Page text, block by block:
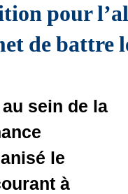
pour
de
sein de la
le
à